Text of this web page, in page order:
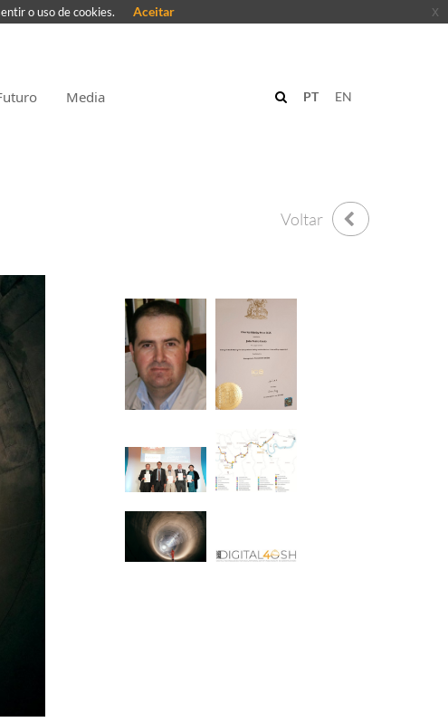
Media EN
PT
Voltar
o uso de cookies. Aceitar x